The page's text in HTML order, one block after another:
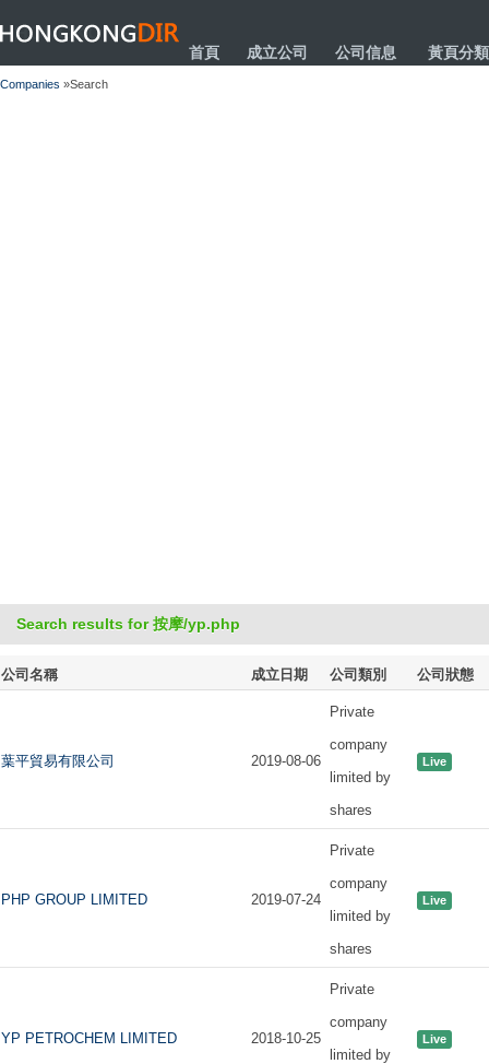
HONGKONGDIR
首頁 成立公司 公司信息 黃頁分類
Companies »Search
Search results for 按摩/yp.php
公司名稱 成立日期 公司類別 公司狀態
葉平貿易有限公司 2019-08-06
Private
company
limited by
shares
Live
PHP GROUP LIMITED 2019-07-24
Private
company
limited by
shares
Live
YP PETROCHEM LIMITED 2018-10-25
Private
company
limited by
Live